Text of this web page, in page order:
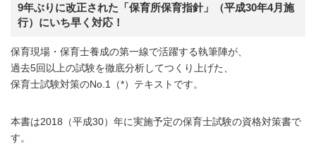
9年ぶりに改正された「保育所保育指針」（平成30年4月施
行）にいち早く対応！
保育現場・保育士養成の第一線で活躍する執筆陣が、
過去5回以上の試験を徹底分析してつくり上げた、
保育士試験対策のNo.1（*）テキストです。
本書は2018（平成30）年に実施予定の保育士試験の資格対策書で
す。